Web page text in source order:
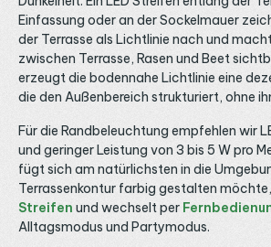
ruhige, warme Lichtlinie. In der Küchen-
Hängeschränken sorgt die hohe Helligkeit
ausgeleuchtete Arbeitsfläche, im Flur für
Grundstimmung. Stromversorgung und
Betrieb benötigst du ein 24V
Netzteil. Bei 14 Watt pro Meter zieht eine
rund 70 Watt, plane Reserve ein und wähle
Netzteile. Da der Streifen einfarbig ist,
Helligkeit über einen 1-Kanal-Dimmer, etwa
Drehdimmer oder einen kabellosen
Kategorie LED Funk-Empfänger. Bei
solltest du erneut einspeisen, um
Helligkeitsverlust zu vermeiden, wie wir im
Streifen neu einspeisen erklären.
Anschluss Standardmäßig ist dieser
Einfassung oder an der Sockelmauer
der Terrasse als Lichtlinie nach und
zwischen Terrasse, Rasen und Beet
erzeugt die bodennahe Lichtlinie eine
die den Außenbereich strukturiert, ohne
Für die Randbeleuchtung empfehlen wir
und geringer Leistung von 3 bis 5 W pro
fügt sich am natürlichsten in die
Terrassenkontur farbig gestalten
Streifen und wechselt per
Alltagsmodus und Partymodus.